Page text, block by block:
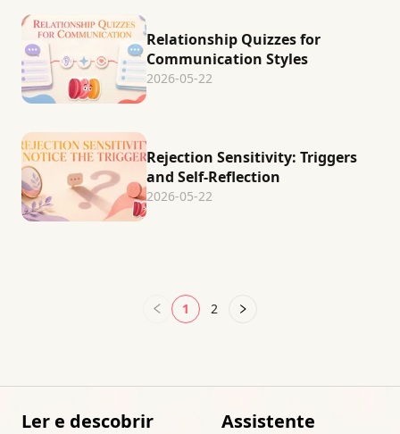
Relationship Quizzes for
Communication Styles
2026-05-22
Rejection Sensitivity: Triggers
and Self-Reflection
2026-05-22
1 2
Ler e descobrir
Assistente